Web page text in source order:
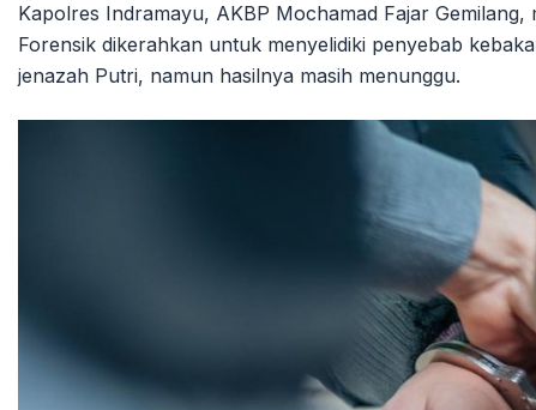
Kapolres Indramayu, AKBP Mochamad Fajar
Forensik dikerahkan untuk menyelidiki penyebab
jenazah Putri, namun hasilnya masih menunggu.